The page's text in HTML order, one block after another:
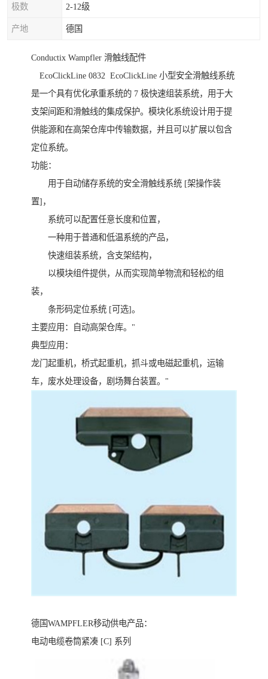
极数 2-12级
产地 德国
Conductix Wampfler 滑触线配件
EcoClickLine 0832 EcoClickLine 小型安全滑触线系统
是一个具有优化承重系统的 7 极快速组装系统，用于大
支架间距和滑触线的集成保护。模块化系统设计用于提
供能源和在高架仓库中传输数据，并且可以扩展以包含
定位系统。
功能：
用于自动储存系统的安全滑触线系统 [架操作装
置]，
系统可以配置任意长度和位置，
一种用于普通和低温系统的产品，
快速组装系统，含支架结构，
以模块组件提供，从而实现简单物流和轻松的组
装，
条形码定位系统 [可选]。
主要应用：自动高架仓库。"
典型应用：
龙门起重机，桥式起重机，抓斗或电磁起重机，运输
车，废水处理设备，剧场舞台装置。"
德国WAMPFLER移动供电产品：
电动电缆卷筒紧凑 [C] 系列